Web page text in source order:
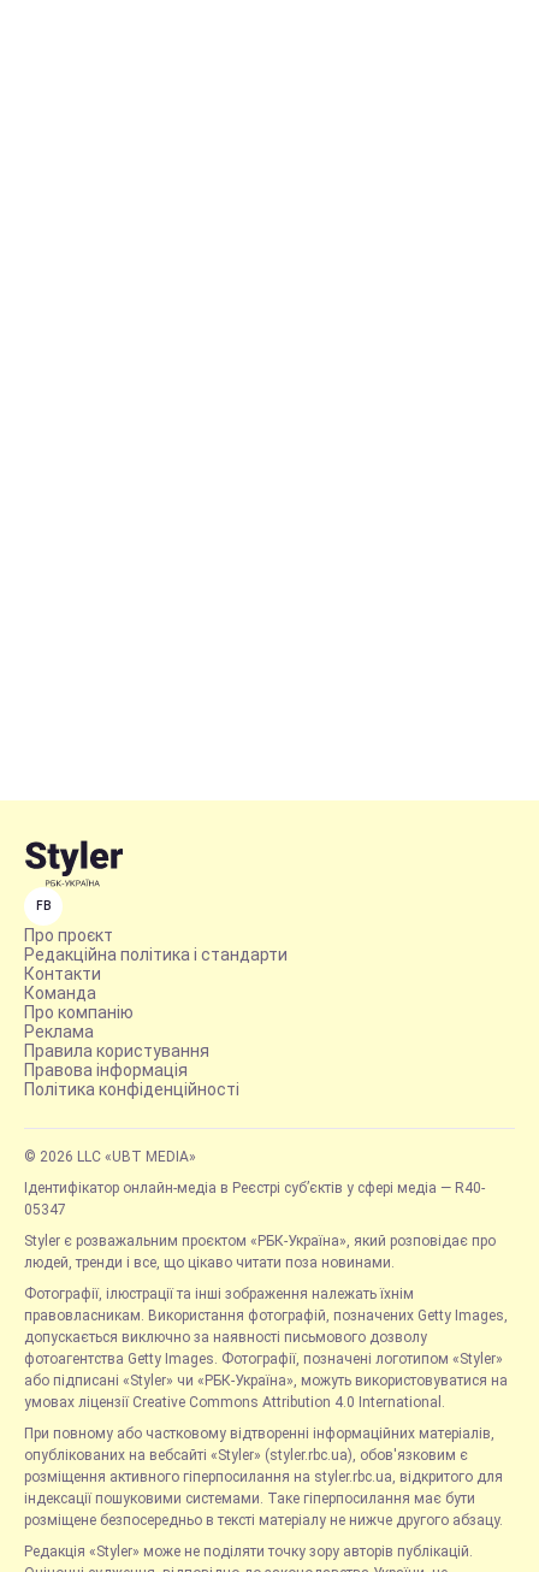
FB
Про проєкт
Редакційна політика і стандарти
Контакти
Команда
Про компанію
Реклама
Правила користування
Правова інформація
Політика конфіденційності
© 2026 LLC «UBT MEDIA»
Ідентифікатор онлайн-медіа в Реєстрі суб’єктів у сфері медіа — R40-
05347
Styler є розважальним проєктом «РБК-Україна», який розповідає про
людей, тренди і все, що цікаво читати поза новинами.
Фотографії, ілюстрації та інші зображення належать їхнім
правовласникам. Використання фотографій, позначених Getty Images,
допускається виключно за наявності письмового дозволу
фотоагентства Getty Images. Фотографії, позначені логотипом «Styler»
або підписані «Styler» чи «РБК-Україна», можуть використовуватися на
умовах ліцензії Creative Commons Attribution 4.0 International.
При повному або частковому відтворенні інформаційних матеріалів,
опублікованих на вебсайті «Styler» (styler.rbc.ua), обов'язковим є
розміщення активного гіперпосилання на styler.rbc.ua, відкритого для
індексації пошуковими системами. Таке гіперпосилання має бути
розміщене безпосередньо в тексті матеріалу не нижче другого абзацу.
Редакція «Styler» може не поділяти точку зору авторів публікацій.